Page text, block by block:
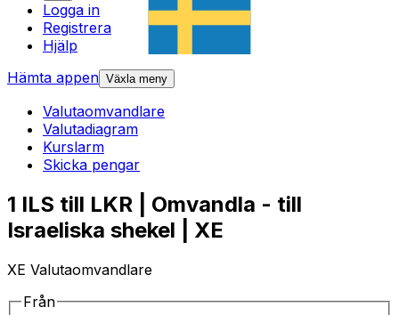
Logga in
Registrera
Hjälp
Hämta appen Växla meny
Valutaomvandlare
Valutadiagram
Kurslarm
Skicka pengar
1 ILS till LKR | Omvandla - till
Israeliska shekel | XE
XE Valutaomvandlare
Från